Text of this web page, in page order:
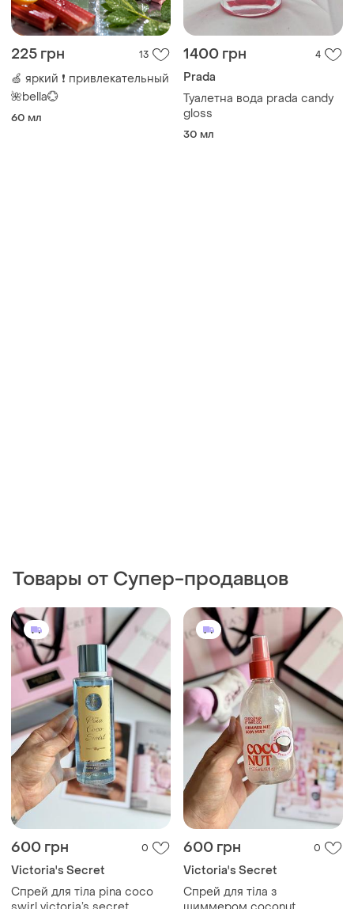
🌺bella💮
60 мл
Туалетна вода prada candy
gloss
600 грн 0
Victoria's Secret
Спрей для тіла pina coco
swirl victoria’s secret
600 грн 0
Victoria's Secret
Спрей для тіла з
шиммером coconut
victoria’s secret